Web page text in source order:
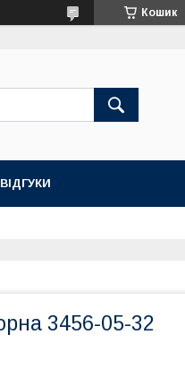
Кошик
ВІДГУКИ
3456-05-32